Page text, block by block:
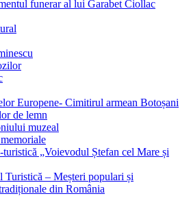
funerar al lui Garabet Ciollac
Europene- Cimitirul armean Botoșani
de lemn
muzeal
„Voievodul Ștefan cel Mare și
Turistică – Meșteri populari și
din România